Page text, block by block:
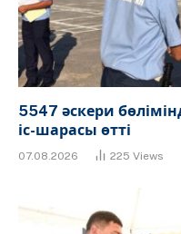
5547 әскери
іс-шарасы өтті
07.08.2026 225 Views